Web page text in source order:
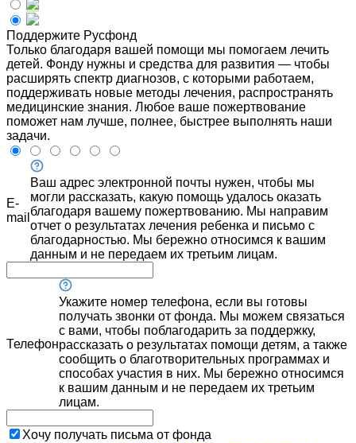
Поддержите Русфонд
Только благодаря вашей помощи мы помогаем лечить
детей. Фонду нужны и средства для развития — чтобы
расширять спектр диагнозов, с которыми работаем,
поддерживать новые методы лечения, распространять
медицинские знания. Любое ваше пожертвование
поможет нам лучше, полнее, быстрее выполнять наши
задачи.
E-
mail
Ваш адрес электронной почты нужен, чтобы мы
могли рассказать, какую помощь удалось оказать
благодаря вашему пожертвованию. Мы направим
отчет о результатах лечения ребенка и письмо с
благодарностью. Мы бережно относимся к вашим
данным и не передаем их третьим лицам.
Телефон
Укажите номер телефона, если вы готовы
получать звонки от фонда. Мы можем связаться
с вами, чтобы поблагодарить за поддержку,
рассказать о результатах помощи детям, а также
сообщить о благотворительных программах и
способах участия в них. Мы бережно относимся
к вашим данным и не передаем их третьим
лицам.
Хочу получать письма от фонда